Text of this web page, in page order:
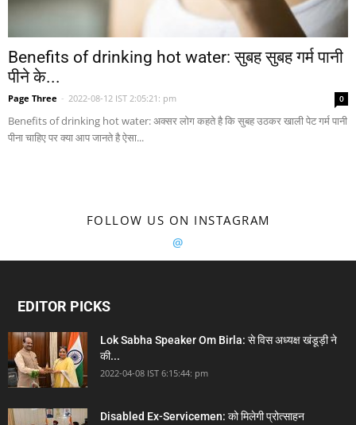
Benefits of drinking hot water: सुबह सुबह गर्म पानी
पीने के...
Page Three - 2022-08-12 IST 2:05:21: pm 0
Benefits of drinking hot water: अक्सर लोग कहते है कि सुबह उठकर खाली पेट गर्म पानी
पीना चाहिए पर क्या आप जानते है ऐसा...
FOLLOW US ON INSTAGRAM
@
EDITOR PICKS
Lok Sabha Speaker Om Birla: से विस अध्यक्ष खंडूड़ी ने
की...
2022-04-08 IST 6:15:44: pm
Disabled Ex-Servicemen: को मिलेगी प्रोत्साहन